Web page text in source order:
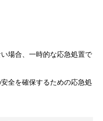
場合、一時的な応急処置で
全を確保するための応急処